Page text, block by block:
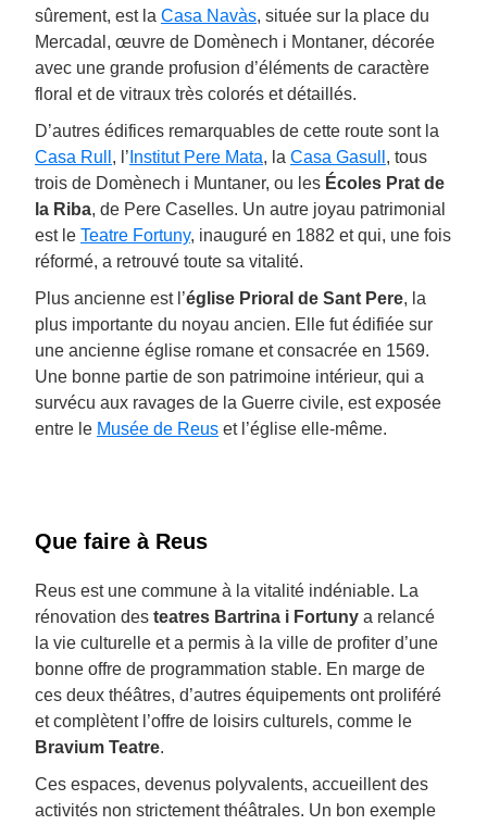
sûrement, est la Casa Navàs, située sur la place du
Mercadal, œuvre de Domènech i Montaner, décorée
avec une grande profusion d’éléments de caractère
floral et de vitraux très colorés et détaillés.
D’autres édifices remarquables de cette route sont la
Casa Rull , l’ Institut Pere Mata, la Casa Gasull , tous
trois de Domènech i Muntaner, ou les Écoles Prat de
la Riba, de Pere Caselles. Un autre joyau patrimonial
est le Teatre Fortuny, inauguré en 1882 et qui, une fois
réformé, a retrouvé toute sa vitalité.
Plus ancienne est l’église Prioral de Sant Pere, la
plus importante du noyau ancien. Elle fut édifiée sur
une ancienne église romane et consacrée en 1569.
Une bonne partie de son patrimoine intérieur, qui a
survécu aux ravages de la Guerre civile, est exposée
entre le Musée de Reus et l’église elle-même.
Que faire à Reus
Reus est une commune à la vitalité indéniable. La
rénovation des teatres Bartrina i Fortuny a relancé
la vie culturelle et a permis à la ville de profiter d’une
bonne offre de programmation stable. En marge de
ces deux théâtres, d’autres équipements ont proliféré
et complètent l’offre de loisirs culturels, comme le
Bravium Teatre.
Ces espaces, devenus polyvalents, accueillent des
activités non strictement théâtrales. Un bon exemple